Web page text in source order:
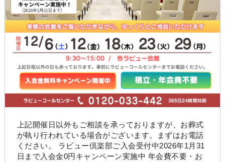
上記開催日以外もご相談を承っておりますが、お葬式
が執り行われている場合がございます。まずはお電話
ください。 ラビュー倶楽部ご入会受付中2026年1月31
日まで入会金0円キャンペーン実施中 年会費不要・お